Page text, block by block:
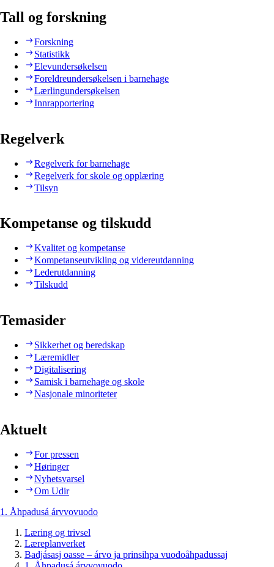
Tall og forskning
Forskning
Statistikk
Elevundersøkelsen
Foreldreundersøkelsen i barnehage
Lærlingundersøkelsen
Innrapportering
Regelverk
Regelverk for barnehage
Regelverk for skole og opplæring
Tilsyn
Kompetanse og tilskudd
Kvalitet og kompetanse
Kompetanseutvikling og videreutdanning
Lederutdanning
Tilskudd
Temasider
Sikkerhet og beredskap
Læremidler
Digitalisering
Samisk i barnehage og skole
Nasjonale minoriteter
Aktuelt
For pressen
Høringer
Nyhetsvarsel
Om Udir
1. Åhpadusá árvvovuodo
Læring og trivsel
Læreplanverket
Badjásasj oasse – árvo ja prinsihpa vuodoåhpadussaj